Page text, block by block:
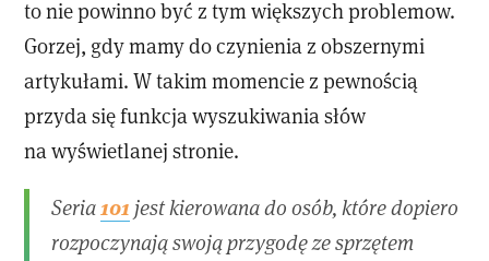
to nie powinno być z tym większych problemow.
Gorzej, gdy mamy do czynienia z obszernymi
artykułami. W takim momencie z pewnością
przyda się funkcja wyszukiwania słów
na wyświetlanej stronie.
Seria 101 jest kierowana do osób, które dopiero
rozpoczynają swoją przygodę ze sprzętem